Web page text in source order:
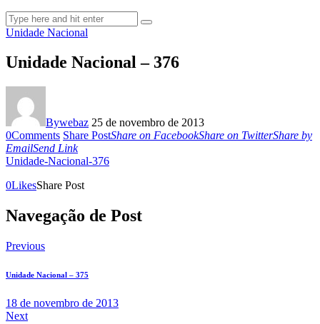
Unidade Nacional
Unidade Nacional – 376
Bywebaz 25 de novembro de 2013
0Comments Share PostShare on FacebookShare on TwitterShare by
EmailSend Link
Unidade-Nacional-376
0LikesShare Post
Navegação de Post
Previous
Unidade Nacional – 375
18 de novembro de 2013
Next